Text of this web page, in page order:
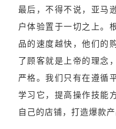
最后，不得不说，亚马
户体验置于一切之上。
品的速度越快，他们的
了顾客就是上帝的理念
严格。我们只有在遵循
学习它，提高操作技能
自己的店铺，打造爆款产